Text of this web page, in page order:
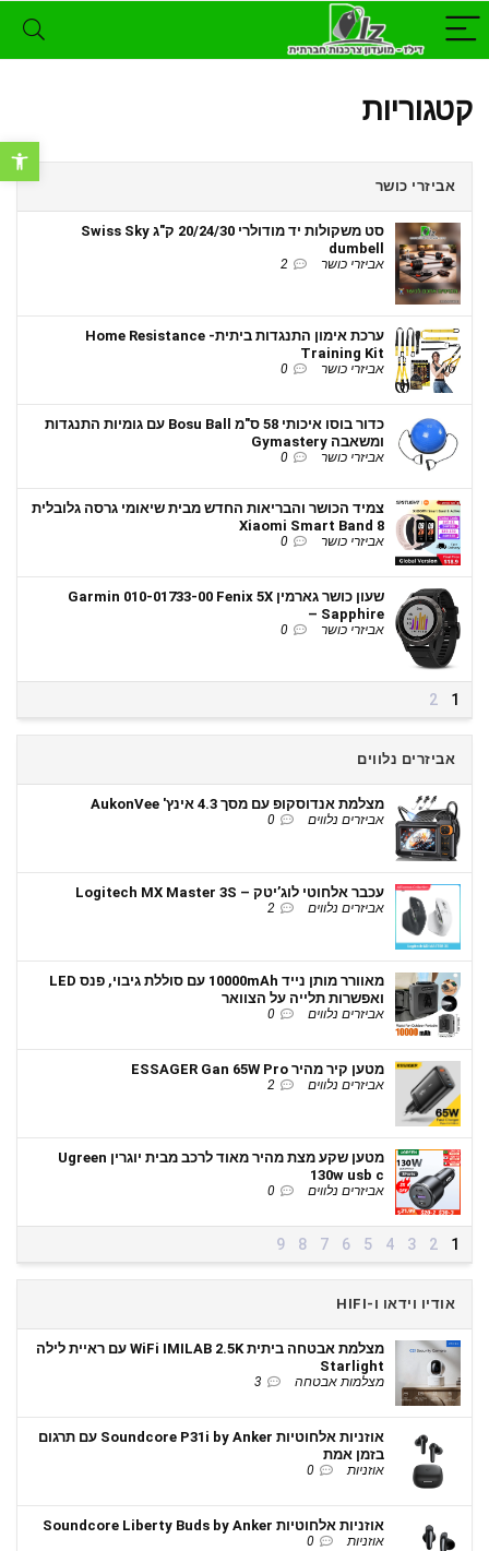
פתח
קטגוריות
אביזרי כושר
סט משקולות יד מודולרי 20/24/30 ק"ג Swiss Sky
dumbell
אביזרי כושר 2
ערכת אימון התנגדות ביתית- Home Resistance
Training Kit
אביזרי כושר 0
כדור בוסו איכותי 58 ס"מ Bosu Ball עם גומיות התנגדות
ומשאבה Gymastery
אביזרי כושר 0
צמיד הכושר והבריאות החדש מבית שיאומי גרסה גלובלית
Xiaomi Smart Band 8
אביזרי כושר 0
שעון כושר גארמין Garmin 010-01733-00 Fenix 5X
Sapphire –
אביזרי כושר 0
1
2
אביזרים נלווים
מצלמת אנדוסקופ עם מסך 4.3 אינץ' AukonVee
אביזרים נלווים 0
עכבר אלחוטי לוג’יטק – Logitech MX Master 3S
אביזרים נלווים 2
מאוורר מותן נייד 10000mAh עם סוללת גיבוי, פנס LED
ואפשרות תלייה על הצוואר
אביזרים נלווים 0
מטען קיר מהיר ESSAGER Gan 65W Pro
אביזרים נלווים 2
מטען שקע מצת מהיר מאוד לרכב מבית יוגרין Ugreen
130w usb c
אביזרים נלווים 0
1
2
3
4
5
6
7
8
9
אודיו וידאו ו-HIFI
מצלמת אבטחה ביתית WiFi IMILAB 2.5K עם ראיית לילה
Starlight
מצלמות אבטחה 3
אוזניות אלחוטיות Soundcore P31i by Anker עם תרגום
בזמן אמת
אוזניות 0
אוזניות אלחוטיות Soundcore Liberty Buds by Anker
אוזניות 0